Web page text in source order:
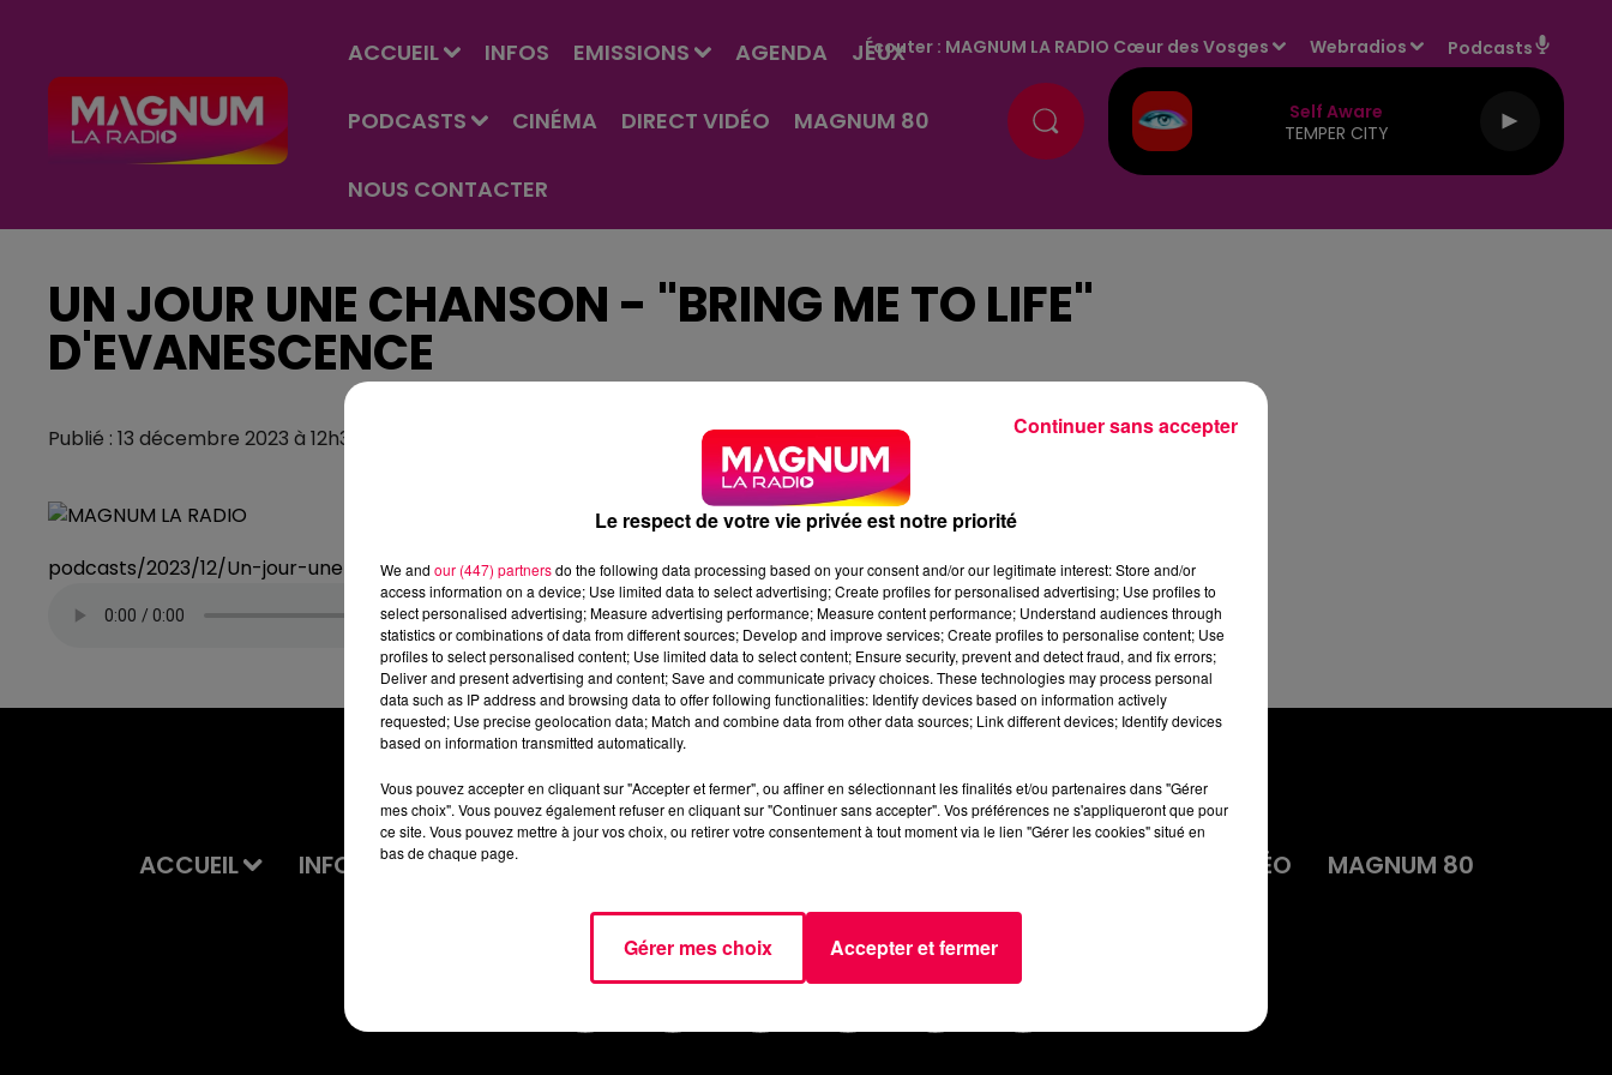
ACCUEIL INFOS EMISSIONS AGENDA JEUX
PODCASTS CINÉMA DIRECT VIDÉO MAGNUM 80
NOUS CONTACTER
Écouter : MAGNUM LA RADIO Cœur des Vosges Webradios Podcasts
Self Aware
TEMPER CITY
UN JOUR UNE CHANSON - "BRING ME TO LIFE"
D'EVANESCENCE
Publié : 13 décembre 2023 à 12h34
podcasts/2023/12/Un-jour-une-chanson-du-mercredi-13-decembre.mp3
ACCUEIL INFOS EMISSIONS DIRECT VIDÉO
MAGNUM 80
NOUS CONTACTER
Le respect de votre vie privée est notre priorité
We and our (447) partnersdo the following data processing based on your consent and/or our legitimate interest: Store and/or
access information on a device; Use limited data to select advertising; Create profiles for personalised advertising; Use profiles to
select personalised advertising; Measure advertising performance; Measure content performance; Understand audiences through
statistics or combinations of data from different sources; Develop and improve services; Create profiles to personalise content; Use
profiles to select personalised content; Use limited data to select content; Ensure security, prevent and detect fraud, and fix errors;
Deliver and present advertising and content; Save and communicate privacy choices. These technologies may process personal
data such as IP address and browsing data to offer following functionalities: Identify devices based on information actively
requested; Use precise geolocation data; Match and combine data from other data sources; Link different devices; Identify devices
based on information transmitted automatically.
Vous pouvez accepter en cliquant sur "Accepter et fermer", ou affiner en sélectionnant les finalités et/ou partenaires dans "Gérer
mes choix". Vous pouvez également refuser en cliquant sur "Continuer sans accepter". Vos préférences ne s'appliqueront que pour
ce site. Vous pouvez mettre à jour vos choix, ou retirer votre consentement à tout moment via le lien "Gérer les cookies" situé en
bas de chaque page.
Gérer mes choix Accepter et fermer
Continuer sans accepter